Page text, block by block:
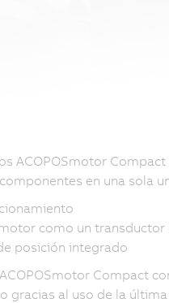
ACOPOSmotor
en una sola
como un transductor
posición integrado
Compact
gracias al uso de la